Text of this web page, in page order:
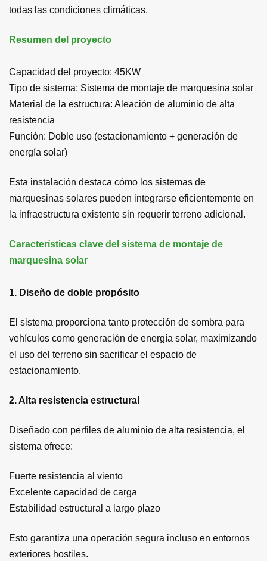
todas las condiciones climáticas.
Resumen del proyecto
Capacidad del proyecto: 45KW
Tipo de sistema: Sistema de montaje de marquesina solar
Material de la estructura: Aleación de aluminio de alta
resistencia
Función: Doble uso (estacionamiento + generación de
energía solar)
Esta instalación destaca cómo los sistemas de
marquesinas solares pueden integrarse eficientemente en
la infraestructura existente sin requerir terreno adicional.
Características clave del sistema de montaje de
marquesina solar
1. Diseño de doble propósito
El sistema proporciona tanto protección de sombra para
vehículos como generación de energía solar, maximizando
el uso del terreno sin sacrificar el espacio de
estacionamiento.
2. Alta resistencia estructural
Diseñado con perfiles de aluminio de alta resistencia, el
sistema ofrece:
Fuerte resistencia al viento
Excelente capacidad de carga
Estabilidad estructural a largo plazo
Esto garantiza una operación segura incluso en entornos
exteriores hostiles.